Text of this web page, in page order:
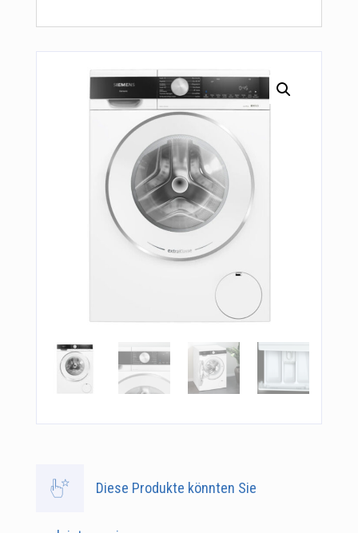
Diese Produkte könnten Sie